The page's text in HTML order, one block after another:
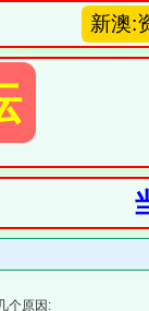
新澳:
个原因: